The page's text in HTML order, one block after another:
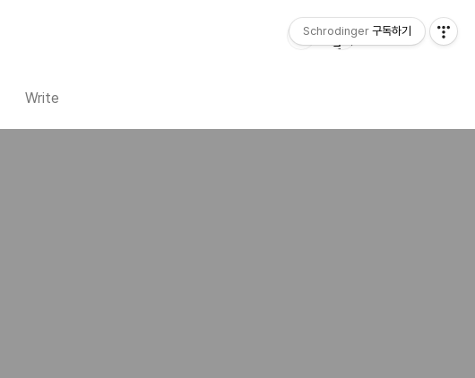
Write
Schrodinger 구독하기